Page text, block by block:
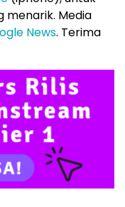
menarik. Media
News. Terima